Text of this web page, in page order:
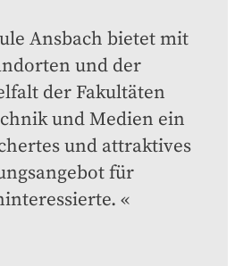
Ansbach bietet mit
und der
der Fakultäten
und Medien ein
und attraktives
für